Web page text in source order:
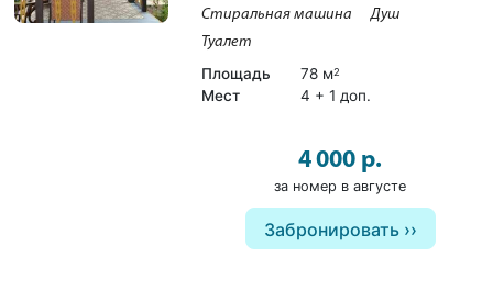
Стиральная машина
Душ
Туалет
Площадь 78 м2
Мест 4 + 1 доп.
4 000 р.
за номер в августе
Забронировать